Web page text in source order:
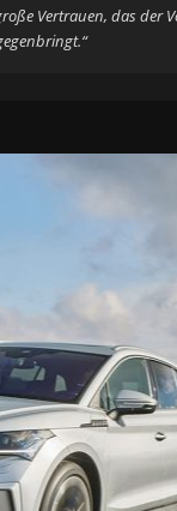
Vertrauen, das der